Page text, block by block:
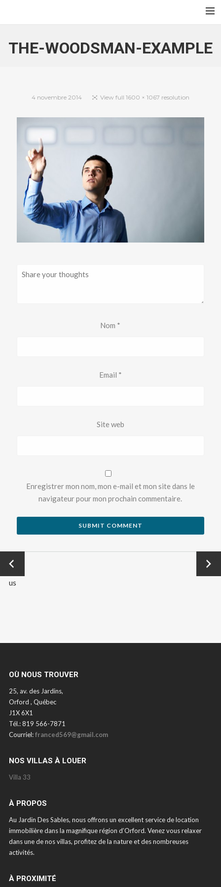
THE-WOODSMAN-EXAMPLE
4 novembre 2014 View full 1600 × 1067 resolution
Nom *
Email *
Site web
Enregistrer mon nom, mon e-mail et mon site dans le
navigateur pour mon prochain commentaire.
Previo
us
→
OÙ NOUS TROUVER
25, av. des Jardins,
Orford , Québec
J1X 6X1
Tél.: 819 566-7871
Courriel:franced569@gmail.com
NOS VILLAS À LOUER
Villa 33
À PROPOS
Au Jardin Des Sables, nous offrons un excellent service de location
immobilière dans la magnifique région d’Orford. Venez vous relaxer
dans une de nos villas, profitez de la nature et des nombreuses
activités.
À PROXIMITÉ